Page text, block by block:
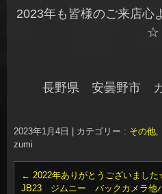
2023年も皆様のご来店心
☆
長野県 安曇野市 カ
2023年1月4日 カテゴリー : その他,
zumi
← 2022年ありがとうございまし
JB23 ジムニー バックカメラ他